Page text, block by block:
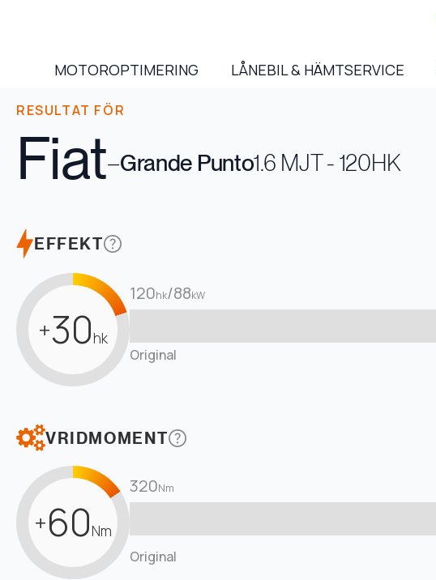
MOTOROPTIMERING LÅNEBIL & HÄMTSERVICE
RESULTAT FÖR
Fiat–Grande Punto1.6 MJT - 120HK
EFFEKT
+30hk
120hk/88kW
Original
VRIDMOMENT
+60Nm
320Nm
Original